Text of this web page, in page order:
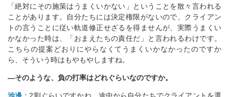
「絶対にその施策はうまくいかない」ということを散々言われる
ことがあります。自分たちには決定権限がないので、クライアン
トの言うことに従い軌道修正せざるを得ませんが、実際うまくい
かなかった時は、「おまえたちの責任だ」と言われるわけです。
こちらの提案どおりにやらなくてうまくいかなかったのですか
ら、そういう時はもやもやしますね。
―そのような、負の打率はどれぐらいなのですか。